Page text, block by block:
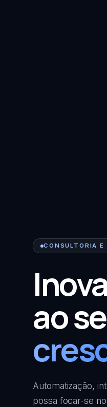
CONSULTORIA E
ao
Automatização,
possa focar-se